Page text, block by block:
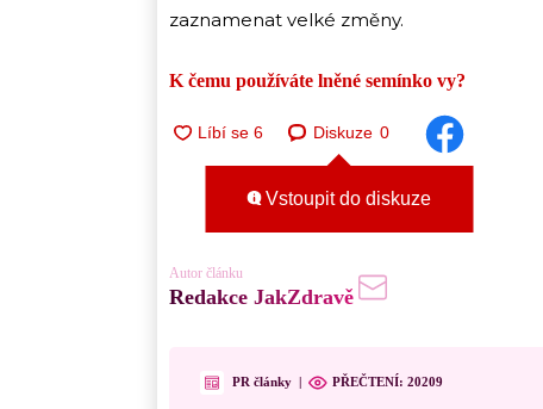
zaznamenat velké změny.
K čemu používáte lněné semínko vy?
Diskuze 0
Vstoupit do diskuze
Autor článku
Redakce JakZdravě
PR články PŘEČTENÍ: 20209